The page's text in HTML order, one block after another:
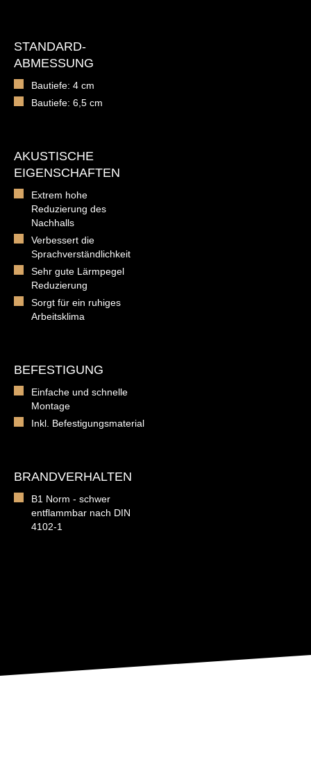
STANDARD-
ABMESSUNG
Bautiefe: 4 cm
Bautiefe: 6,5 cm
AKUSTISCHE
EIGENSCHAFTEN
Extrem hohe
Reduzierung des
Nachhalls
Verbessert die
Sprachverständlichkeit
Sehr gute Lärmpegel
Reduzierung
Sorgt für ein ruhiges
Arbeitsklima
BEFESTIGUNG
Einfache und schnelle
Montage
Inkl. Befestigungsmaterial
BRANDVERHALTEN
B1 Norm - schwer
entflammbar nach DIN
4102-1